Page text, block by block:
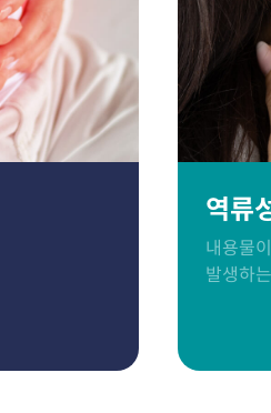
역류
내용물
발생하